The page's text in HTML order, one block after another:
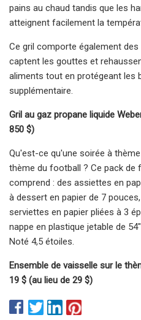
pains au chaud tandis que les
atteignent facilement la
Ce gril comporte également
captent les gouttes et
aliments tout en protégeant les
supplémentaire.
Gril au gaz propane liquide
850 $)
Qu'est-ce qu'une soirée à
thème du football ? Ce pack de
comprend : des assiettes en
à dessert en papier de 7
serviettes en papier pliées à 3
nappe en plastique jetable de
Noté 4,5 étoiles.
Ensemble de vaisselle sur le
19 $ (au lieu de 29 $)